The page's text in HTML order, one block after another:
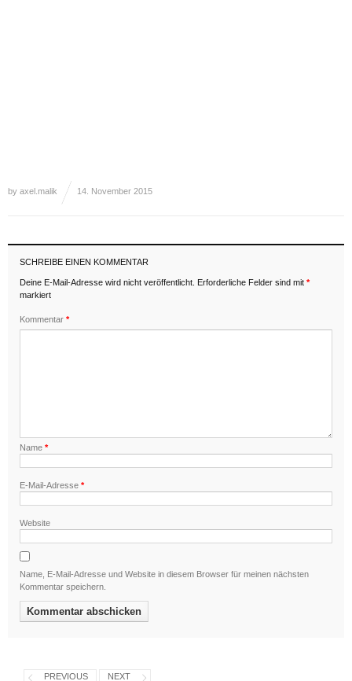
by axel.malik 14. November 2015
SCHREIBE EINEN KOMMENTAR
Deine E-Mail-Adresse wird nicht veröffentlicht. Erforderliche Felder sind mit *
markiert
Kommentar *
Name *
E-Mail-Adresse *
Website
Name, E-Mail-Adresse und Website in diesem Browser für meinen nächsten
Kommentar speichern.
PREVIOUS NEXT